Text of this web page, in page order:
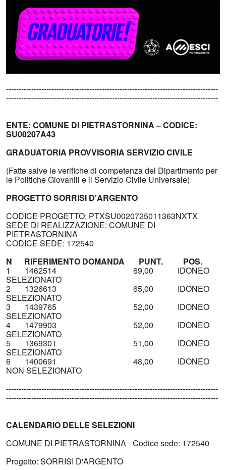
------------------------------------------------------------------------------------
------------------------------------------------------------------------------------
ENTE: COMUNE DI PIETRASTORNINA – CODICE:
SU00207A43
GRADUATORIA PROVVISORIA SERVIZIO CIVILE
(Fatte salve le verifiche di competenza del Dipartimento per
le Politiche Giovanili e il Servizio Civile Universale)
PROGETTO SORRISI D'ARGENTO
CODICE PROGETTO: PTXSU0020725011363NXTX
SEDE DI REALIZZAZIONE: COMUNE DI
PIETRASTORNINA
CODICE SEDE: 172540
N RIFERIMENTO DOMANDA PUNT. POS.
1 1462514 69,00 IDONEO
SELEZIONATO
2 1326613 65,00 IDONEO
SELEZIONATO
3 1439765 52,00 IDONEO
SELEZIONATO
4 1479903 52,00 IDONEO
SELEZIONATO
5 1369301 51,00 IDONEO
SELEZIONATO
6 1400691 48,00 IDONEO
NON SELEZIONATO
------------------------------------------------------------------------------------
------------------------------------------------------------------------------------
CALENDARIO DELLE SELEZIONI
COMUNE DI PIETRASTORNINA - Codice sede: 172540
Progetto: SORRISI D'ARGENTO